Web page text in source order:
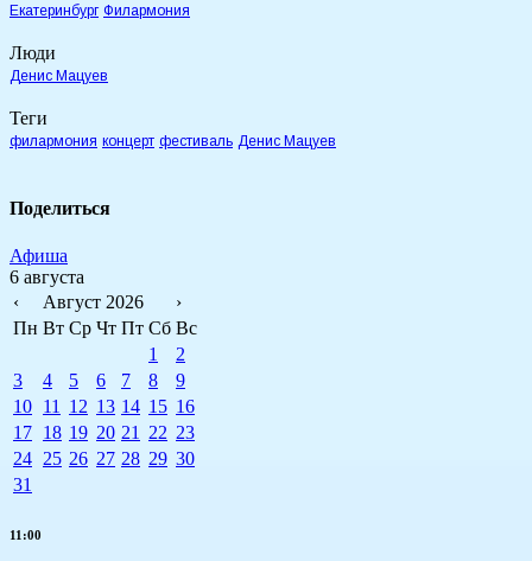
Екатеринбург Филармония
Люди
Денис Мацуев
Теги
филармония концерт фестиваль Денис Мацуев
Поделиться
Афиша
6 августа
‹
Август 2026
›
Пн Вт Ср Чт Пт Сб Вс
1
2
3
4 5 6 7 8
9
10 11 12 13 14 15 16
17 18 19 20 21 22 23
24 25 26 27 28 29 30
31
11:00